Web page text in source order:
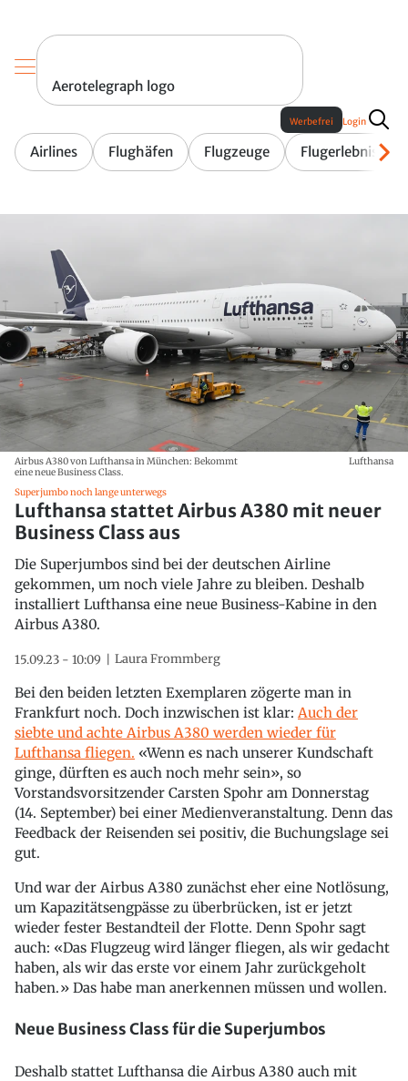
Aerotelegraph logo
Airlines Flughäfen Flugzeuge Flugerlebnis
Werbefrei Login
Airbus A380 von Lufthansa in München: Bekommt
eine neue Business Class.
Lufthansa
Superjumbo noch lange unterwegs
Lufthansa stattet Airbus A380 mit neuer
Business Class aus
Die Superjumbos sind bei der deutschen Airline
gekommen, um noch viele Jahre zu bleiben. Deshalb
installiert Lufthansa eine neue Business-Kabine in den
Airbus A380.
15.09.23 - 10:09 Laura Frommberg
Bei den beiden letzten Exemplaren zögerte man in
Frankfurt noch. Doch inzwischen ist klar: Auch der
siebte und achte Airbus A380 werden wieder für
Lufthansa fliegen. «Wenn es nach unserer Kundschaft
ginge, dürften es auch noch mehr sein», so
Vorstandsvorsitzender Carsten Spohr am Donnerstag
(14. September) bei einer Medienveranstaltung. Denn das
Feedback der Reisenden sei positiv, die Buchungslage sei
gut.
Und war der Airbus A380 zunächst eher eine Notlösung,
um Kapazitätsengpässe zu überbrücken, ist er jetzt
wieder fester Bestandteil der Flotte. Denn Spohr sagt
auch: «Das Flugzeug wird länger fliegen, als wir gedacht
haben, als wir das erste vor einem Jahr zurückgeholt
haben.» Das habe man anerkennen müssen und wollen.
Neue Business Class für die Superjumbos
Deshalb stattet Lufthansa die Airbus A380 auch mit